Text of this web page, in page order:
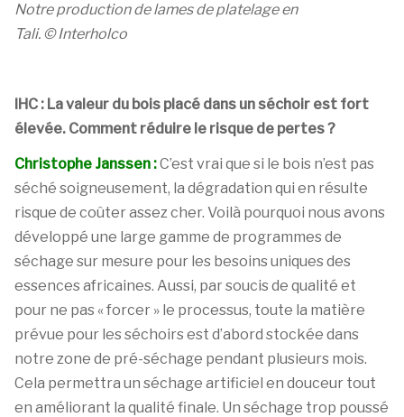
Notre production de lames de platelage en
Tali. © Interholco
IHC : La valeur du bois placé dans un séchoir est fort
élevée. Comment réduire le risque de pertes ?
Christophe Janssen :C’est vrai que si le bois n’est pas
séché soigneusement, la dégradation qui en résulte
risque de coûter assez cher. Voilà pourquoi nous avons
développé une large gamme de programmes de
séchage sur mesure pour les besoins uniques des
essences africaines. Aussi, par soucis de qualité et
pour ne pas « forcer » le processus, toute la matière
prévue pour les séchoirs est d’abord stockée dans
notre zone de pré-séchage pendant plusieurs mois.
Cela permettra un séchage artificiel en douceur tout
en améliorant la qualité finale. Un séchage trop poussé